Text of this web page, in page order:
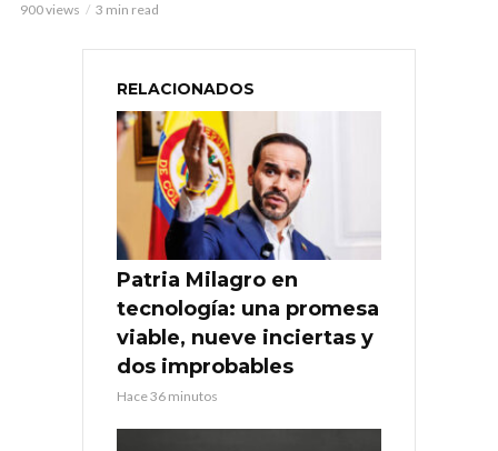
900 views 3 min read
RELACIONADOS
Patria Milagro en
tecnología: una promesa
viable, nueve inciertas y
dos improbables
Hace 36 minutos